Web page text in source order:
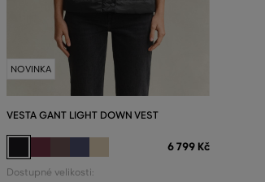
NOVINKA
VESTA GANT LIGHT DOWN VEST
6 799 Kč
Dostupné velikosti: